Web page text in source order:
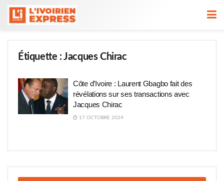
Étiquette :Jacques Chirac
Côte d’Ivoire : Laurent Gbagbo fait des
révélations sur ses transactions avec
Jacques Chirac
17 OCTOBRE 2024